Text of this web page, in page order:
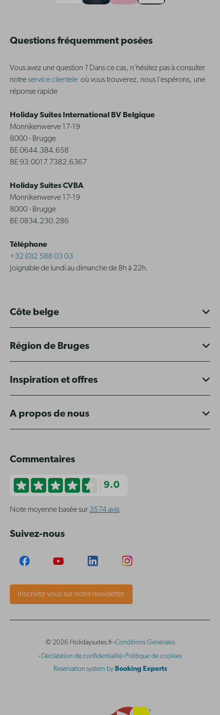
Questions fréquemment posées
Vous avez une question ? Dans ce cas, n'hésitez pas à consulter
notreservice clientèle où vous trouverez, nous l'espérons, une
réponse rapide
Holiday Suites International BV Belgique
Monnikenwerve 17-19
8000 - Brugge
BE 0644.384.658
BE 93.0017.7382.6367
Holiday Suites CVBA
Monnikenwerve 17-19
8000 - Brugge
BE 0834.230.286
Téléphone
+32 (0)2 588 03 03
Joignable de lundi au dimanche de 8h à 22h.
Côte belge
Région de Bruges
Inspiration et offres
A propos de nous
Commentaires
9.0
Note moyenne basée sur 3574 avis
Suivez-nous
Inscrivez-vous sur notre newsletter
© 2026 Holidaysuites.fr·Conditions Générales
· Déclaration de confidentialité· Politique de cookies
Reservation system by Booking Experts